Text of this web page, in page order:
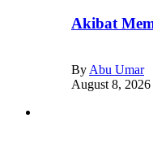
Akibat
By Abu Umar
August 8, 2026